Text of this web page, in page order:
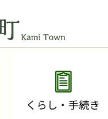
くらし・手続き